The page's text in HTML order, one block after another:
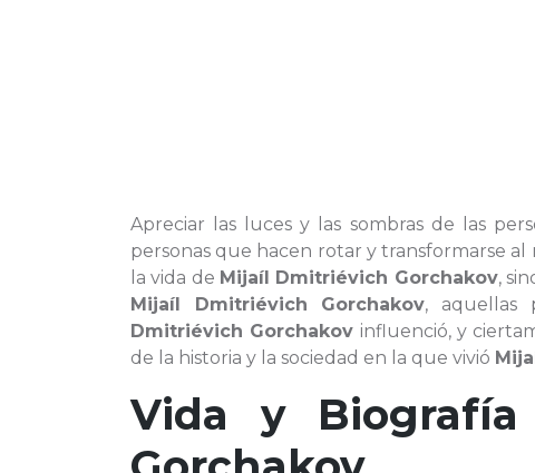
Apreciar las luces y las sombras de las
personas que hacen rotar y transformarse
la vida de Mijaíl Dmitriévich Gorchakov,
Mijaíl Dmitriévich Gorchakov, aquellas
Dmitriévich Gorchakov influenció, y
de la historia y la sociedad en la que vivió
Vida y